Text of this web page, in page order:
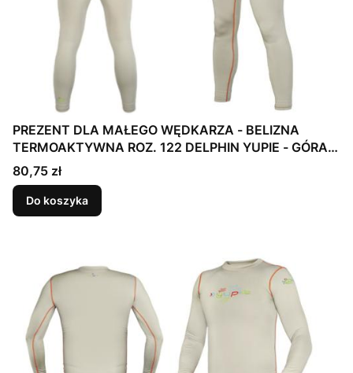
PREZENT DLA MAŁEGO WĘDKARZA - BELIZNA
TERMOAKTYWNA ROZ. 122 DELPHIN YUPIE - GÓRA +
DÓŁ
Cena
80,75 zł
Do koszyka